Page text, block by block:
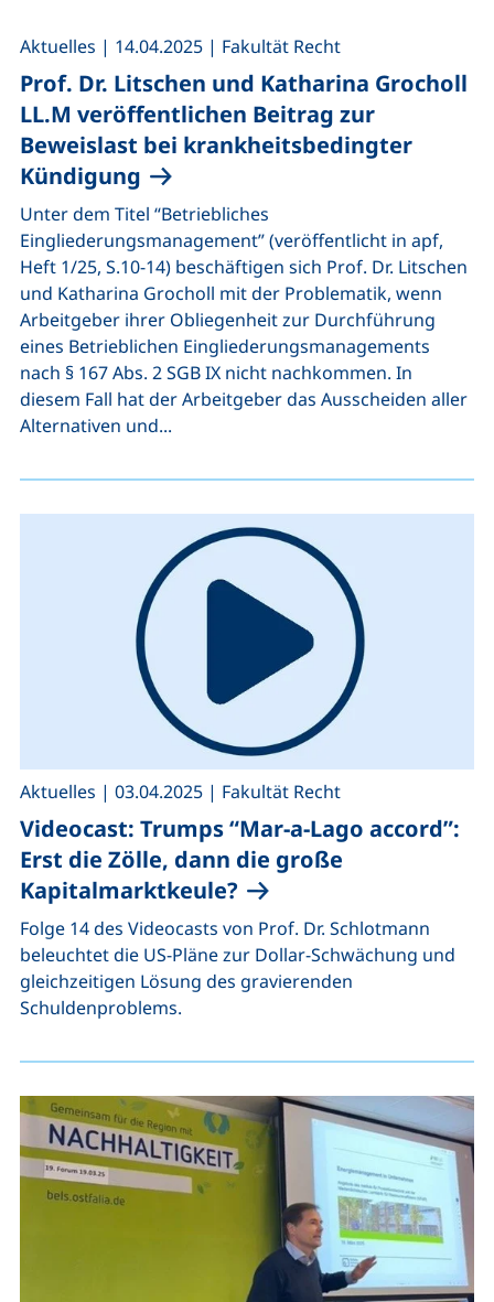
Prof. Dr. Litschen und Katharina Grocholl
LL.M veröffentlichen Beitrag zur
Beweislast bei krankheitsbedingter
Kündigung
Aktuelles | 14.04.2025 | Fakultät Recht
Unter dem Titel “Betriebliches
Eingliederungsmanagement” (veröffentlicht in apf,
Heft 1/25, S.10-14) beschäftigen sich Prof. Dr. Litschen
und Katharina Grocholl mit der Problematik, wenn
Arbeitgeber ihrer Obliegenheit zur Durchführung
eines Betrieblichen Eingliederungsmanagements
nach § 167 Abs. 2 SGB IX nicht nachkommen. In
diesem Fall hat der Arbeitgeber das Ausscheiden aller
Alternativen und...
Videocast: Trumps “Mar-a-Lago accord”:
Erst die Zölle, dann die große
Kapitalmarktkeule?
Aktuelles | 03.04.2025 | Fakultät Recht
Folge 14 des Videocasts von Prof. Dr. Schlotmann
beleuchtet die US-Pläne zur Dollar-Schwächung und
gleichzeitigen Lösung des gravierenden
Schuldenproblems.